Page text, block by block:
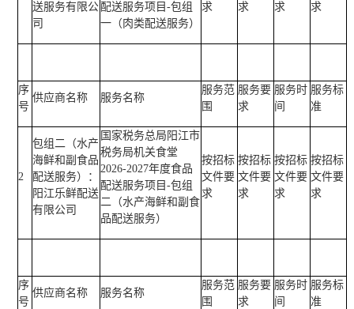
送服务有限公
司
配送服务项目-包组
一（肉类配送服务）
求
求
求
求
序
号
供应商名称 服务名称
服务范
围
服务要
求
服务时
间
服务标
准
2
包组二（水产
海鲜和副食品
配送服务）：
阳江乐鲜配送
有限公司
国家税务总局阳江市
税务局机关食堂
2026-2027年度食品
配送服务项目-包组
二（水产海鲜和副食
品配送服务）
按招标
文件要
求
按招标
文件要
求
按招标
文件要
求
按招标
文件要
求
序
号
供应商名称 服务名称
服务范
围
服务要
求
服务时
间
服务标
准